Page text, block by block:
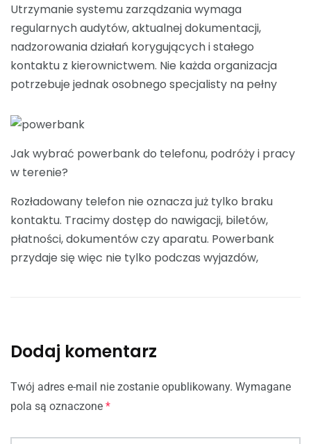
Utrzymanie systemu zarządzania wymaga
regularnych audytów, aktualnej dokumentacji,
nadzorowania działań korygujących i stałego
kontaktu z kierownictwem. Nie każda organizacja
potrzebuje jednak osobnego specjalisty na pełny
Jak wybrać powerbank do telefonu, podróży i pracy
w terenie?
Rozładowany telefon nie oznacza już tylko braku
kontaktu. Tracimy dostęp do nawigacji, biletów,
płatności, dokumentów czy aparatu. Powerbank
przydaje się więc nie tylko podczas wyjazdów,
Dodaj komentarz
Twój adres e-mail nie zostanie opublikowany. Wymagane
pola są oznaczone *